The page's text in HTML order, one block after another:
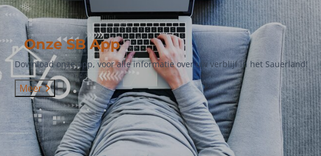
Onze SB App
Download onze app, voor alle informatie over uw verblijf in het Sauerland!
Meer